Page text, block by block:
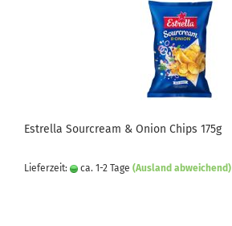
Estrella Sourcream & Onion Chips 175g
Lieferzeit: ca. 1-2 Tage (Ausland abweichend)